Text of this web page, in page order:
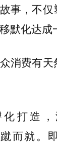
事，不
默化达成
消费有天
打造
而就。